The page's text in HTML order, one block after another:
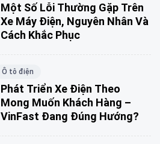
Một Số Lỗi Thường Gặp Trên
Xe Máy Điện, Nguyên Nhân Và
Cách Khắc Phục
Ô tô điện
Phát Triển Xe Điện Theo
Mong Muốn Khách Hàng –
VinFast Đang Đúng Hướng?